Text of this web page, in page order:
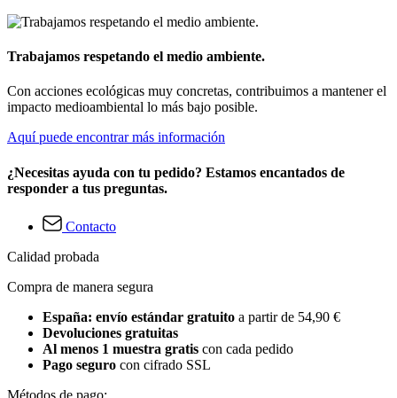
Trabajamos respetando el medio ambiente.
Con acciones ecológicas muy concretas, contribuimos a mantener el
impacto medioambiental lo más bajo posible.
Aquí puede encontrar más información
¿Necesitas ayuda con tu pedido? Estamos encantados de
responder a tus preguntas.
Contacto
Calidad probada
Compra de manera segura
España: envío estándar gratuito a partir de 54,90 €
Devoluciones gratuitas
Al menos 1 muestra gratis con cada pedido
Pago seguro con cifrado SSL
Métodos de pago: